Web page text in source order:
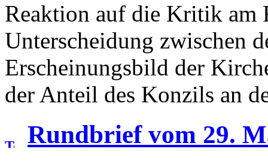
Reaktion auf die Kritik am
Unterscheidung zwischen
Erscheinungsbild der
der Anteil des Konzils an
Rundbrief vom 29.